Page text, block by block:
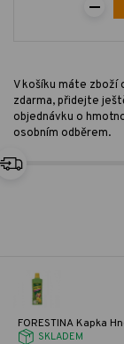
V košíku máte zboží
zdarma, přidejte
objednávku o
osobním odběrem.
FORESTINA Kapka
SKLADEM